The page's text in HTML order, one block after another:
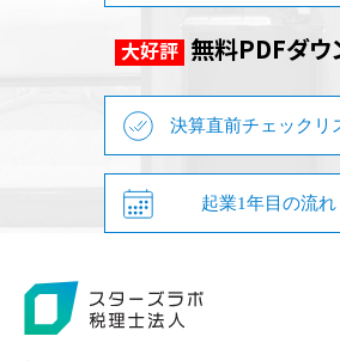
大好評 無料PDFダウ
決算直前チェックリ
起業1年目の流れ